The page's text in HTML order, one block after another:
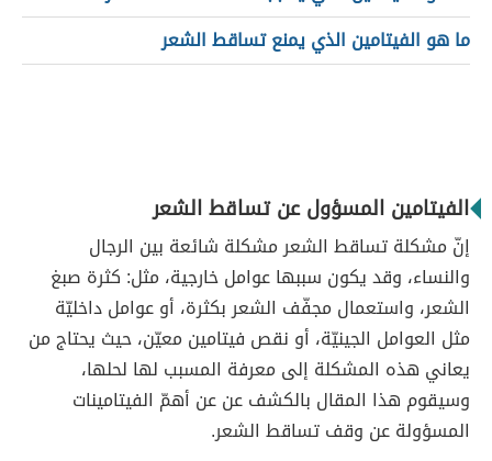
ما هو الفيتامين الذي يمنع تساقط الشعر
الفيتامين المسؤول عن تساقط الشعر
إنّ مشكلة تساقط الشعر مشكلة شائعة بين الرجال
والنساء، وقد يكون سببها عوامل خارجية، مثل: كثرة صبغ
الشعر، واستعمال مجفّف الشعر بكثرة، أو عوامل داخليّة
مثل العوامل الجينيّة، أو نقص فيتامين معيّن، حيث يحتاج من
يعاني هذه المشكلة إلى معرفة المسبب لها لحلها،
وسيقوم هذا المقال بالكشف عن عن أهمّ الفيتامينات
المسؤولة عن وقف تساقط الشعر.